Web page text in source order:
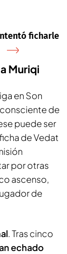
ficharle
Muriqi
en Son
consciente de
puede ser
de Vedat
por otras
ascenso,
de
. Tras cinco
echado